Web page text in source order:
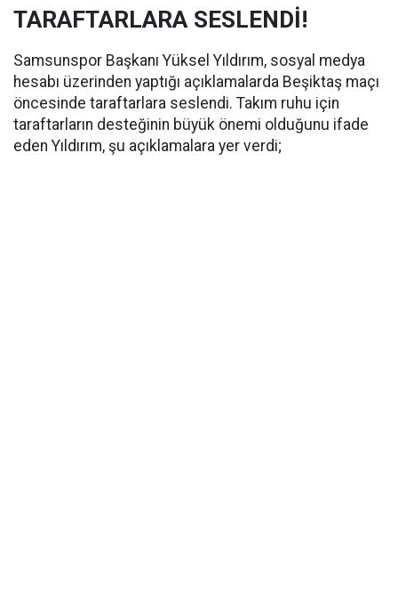
TARAFTARLARA SESLENDİ!
Samsunspor Başkanı Yüksel Yıldırım, sosyal medya
hesabı üzerinden yaptığı açıklamalarda Beşiktaş maçı
öncesinde taraftarlara seslendi. Takım ruhu için
taraftarların desteğinin büyük önemi olduğunu ifade
eden Yıldırım, şu açıklamalara yer verdi;